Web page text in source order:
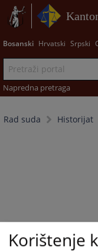
Bosanski Hrvatski Srpski
Napredna pretraga
Rad suda Historijat
Korištenje